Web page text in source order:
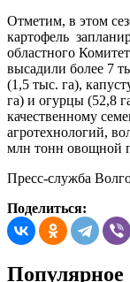
Отметим, в этом
картофель
областного
высадили более 7
(1,5 тыс. га),
га) и огурцы (52,8
качественному
агротехнологий,
млн тонн овощной
Пресс-служба
Поделиться:
Популярное